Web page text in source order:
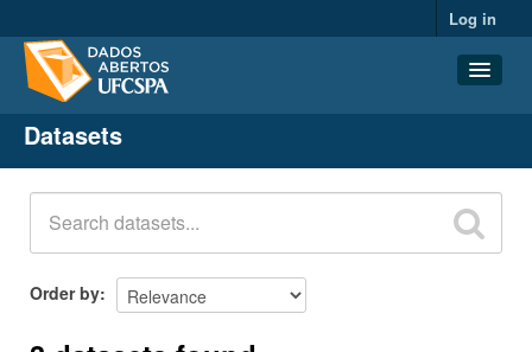
Log in
Datasets
Organizations
Groups
About
Datasets
Order by